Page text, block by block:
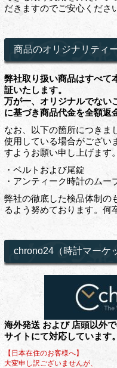
だきますのでご安心くださ
商品のオリジナリティ
弊社取り扱い商品はすべて
証いたします。
万が一、オリジナルでない
に基づき商品代金を全額返
なお、以下の箇所につきま
使用している場合がござい
すようお願い申し上げます。
・ベルトおよび尾錠
・アンティーク時計のムー
弊社の徹底した検品体制の
るよう努めております。何
chrono24（時計マーケ
海外発送 および 店頭以外
サイトにて対応しています。
【日本在住のお客様へ】
大変申し訳ございませんが、